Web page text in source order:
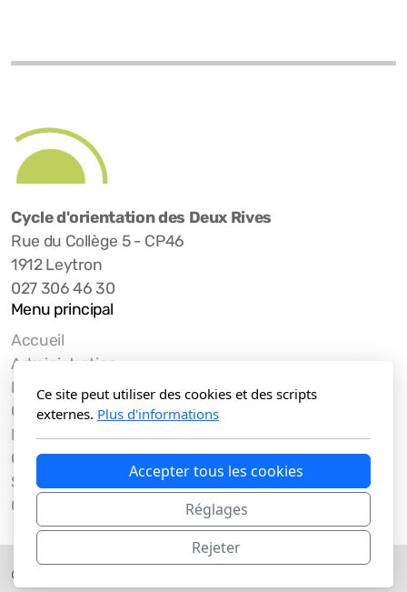
Cycle d'orientation des Deux Rives
Rue du Collège 5 - CP46
1912 Leytron
027 306 46 30
Menu principal
Accueil
Administration
Enseignant·e·s
Orientation
Médiation
Cantine
Se repérer
Quoi de neuf au CO2R ?
©CO2R, tous droits réservés
Ce site peut utiliser des cookies et des scripts
externes. Plus d'informations
Accepter tous les cookies
Réglages
Rejeter